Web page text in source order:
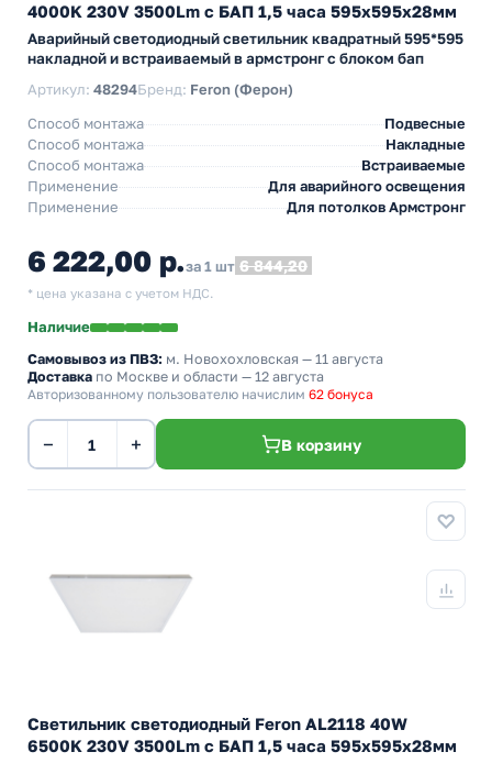
4000K 230V 3500Lm с БАП 1,5 часа 595х595х28мм
Аварийный светодиодный светильник квадратный 595*595
накладной и встраиваемый в армстронг с блоком бап
Артикул: 48294Бренд: Feron (Ферон)
Способ монтажа
Подвесные
Способ монтажа
Накладные
Способ монтажа
Встраиваемые
Применение
Для аварийного освещения
Применение
Для потолков Армстронг
6 222,00 р.за 1 шт 6 844,20
* цена указана с учетом НДС.
Наличие
Самовывоз из ПВЗ: м. Новохохловская — 11 августа
Доставка по Москве и области — 12 августа
Авторизованному пользователю начислим 62 бонуса
− + В корзину
Светильник светодиодный Feron AL2118 40W
6500K 230V 3500Lm с БАП 1,5 часа 595х595х28мм